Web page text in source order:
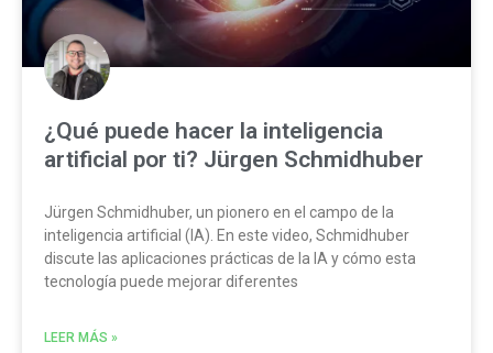
¿Qué puede hacer la inteligencia
artificial por ti? Jürgen Schmidhuber
Jürgen Schmidhuber, un pionero en el campo de la
inteligencia artificial (IA). En este video, Schmidhuber
discute las aplicaciones prácticas de la IA y cómo esta
tecnología puede mejorar diferentes
LEER MÁS »